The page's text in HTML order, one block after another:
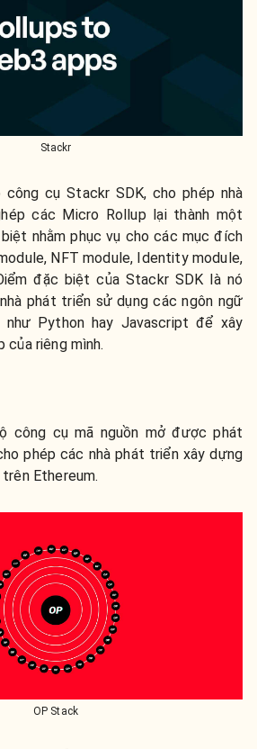
Stackr
cụ Stackr SDK, cho phép nhà
các Micro Rollup lại thành một
nhằm phục vụ cho các mục đích
NFT module, Identity module,
đặc biệt của Stackr SDK là nó
phát triển sử dụng các ngôn ngữ
như Python hay Javascript để xây
của riêng mình.
công cụ mã nguồn mở được phát
phép các nhà phát triển xây dựng
Ethereum.
OP Stack